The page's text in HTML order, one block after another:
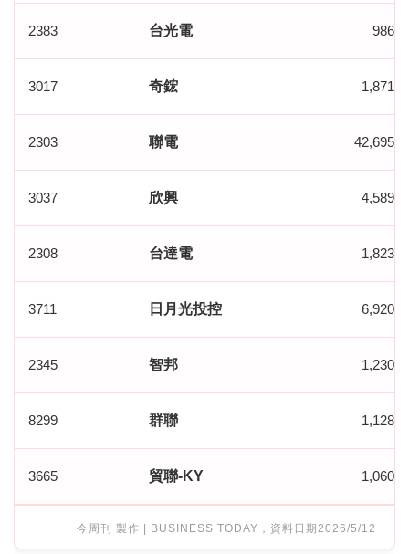
2383 台光電
3017 奇鋐
2303 聯電
3037 欣興
2308 台達電
3711 日月光投控
2345 智邦
8299 群聯
3665 貿聯-KY
今周刊 製作 | BUSINESS TODAY，資料日期2026/5/12